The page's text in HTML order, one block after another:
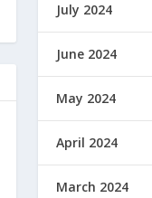
July 2024
June 2024
May 2024
April 2024
March 2024